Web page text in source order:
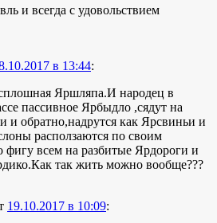
и всегда с удовольствием
в 13:44:
Яршляпа.И народец в
пассивное Ярбыдло ,сядут на
и обратно,надрутся как Ярсвиньи и
расползаются по своим
всем на разбитые Ярдороги и
так жить можно вообще???
19.10.2017 в 10:09: